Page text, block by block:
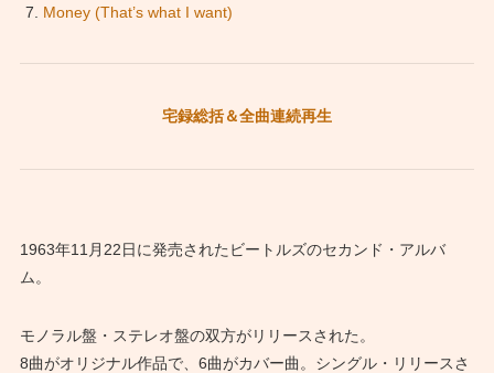
Money (That’s what I want)
宅録総括＆全曲連続再生
1963年11月22日に発売されたビートルズのセカンド・アルバ
ム。
モノラル盤・ステレオ盤の双方がリリースされた。
8曲がオリジナル作品で、6曲がカバー曲。シングル・リリースさ